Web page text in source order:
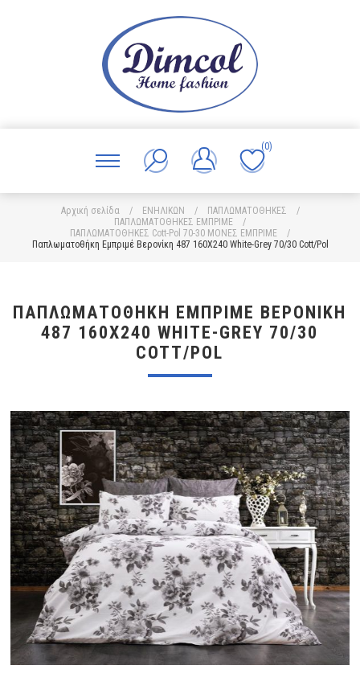
(0)
Αρχική σελίδα / ΕΝΗΛΙΚΩΝ / ΠΑΠΛΩΜΑΤΟΘΗΚΕΣ
/
ΠΑΠΛΩΜΑΤΟΘΗΚΕΣ ΕΜΠΡΙΜΕ
/
ΠΑΠΛΩΜΑΤΟΘΗΚΕΣ Cott-Pol 70-30 ΜΟΝΕΣ ΕΜΠΡΙΜΕ
/
Παπλωματοθήκη Εμπριμέ Βερονίκη 487 160X240 White-Grey 70/30 Cott/Pol
ΠΑΠΛΩΜΑΤΟΘΉΚΗ ΕΜΠΡΙΜΈ ΒΕΡΟΝΊΚΗ
487 160X240 WHITE-GREY 70/30
COTT/POL